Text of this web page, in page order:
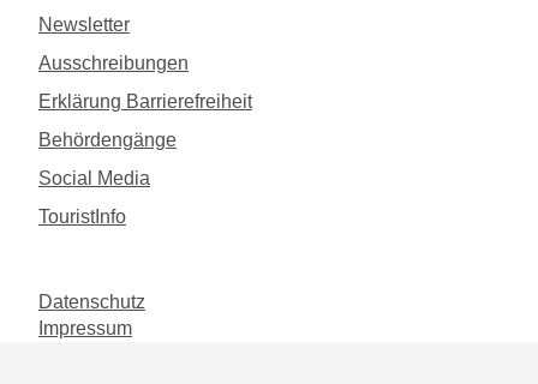
Newsletter
Ausschreibungen
Erklärung Barrierefreiheit
Behördengänge
Social Media
TouristInfo
Datenschutz
Impressum